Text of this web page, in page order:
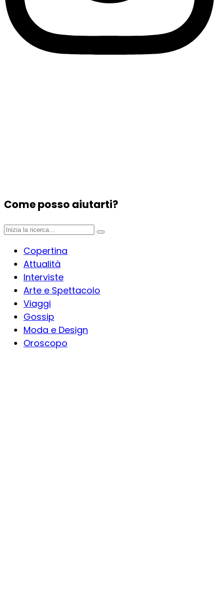
Come posso aiutarti?
Copertina
Attualità
Interviste
Arte e Spettacolo
Viaggi
Gossip
Moda e Design
Oroscopo